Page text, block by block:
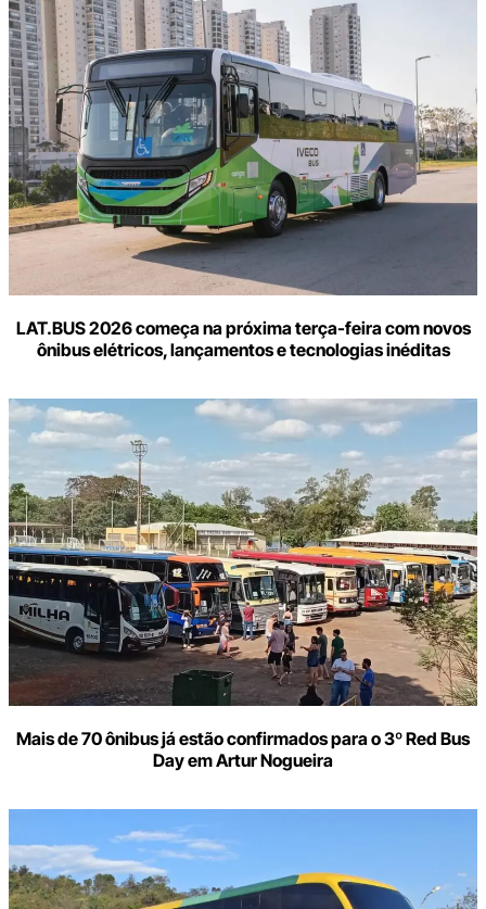
LAT.BUS 2026 começa na próxima terça-feira com novos
ônibus elétricos, lançamentos e tecnologias inéditas
Mais de 70 ônibus já estão confirmados para o 3º Red Bus
Day em Artur Nogueira